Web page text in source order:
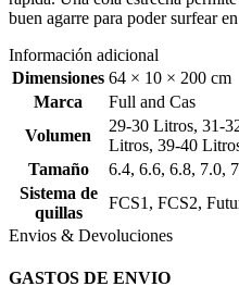
buen agarre para poder surfear
Información adicional
Dimensiones 64 × 10 × 200 cm
Marca
Full and Cas
Volumen
29-30 Litros, 31-
Litros, 39-40
Tamaño
6.4, 6.6, 6.8, 7.0,
Sistema de
quillas
FCS1 , FCS2,
Envios & Devoluciones
GASTOS DE ENVIO